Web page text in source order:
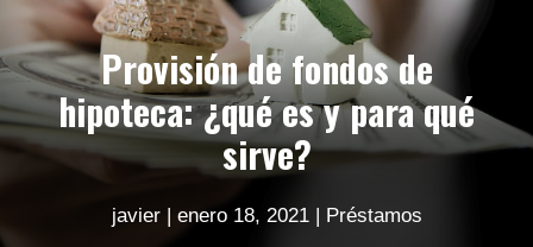
Provisión de fondos de
hipoteca: ¿qué es y para qué
sirve?
javier| enero 18, 2021| Préstamos